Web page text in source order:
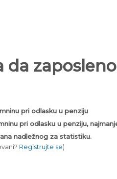
da
pri odlasku u penziju
pri odlasku u penziju,
nadležnog za statistiku.
Registrujte se)